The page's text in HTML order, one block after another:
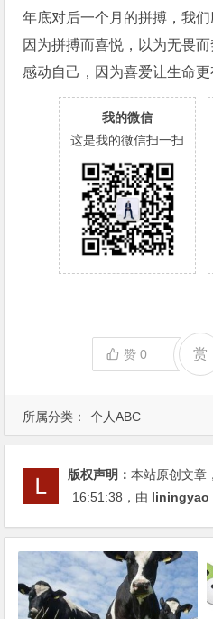
所属分类： 个人ABC
年底对后一个月的拼搏，我
因为拼搏而喜悦，以为无畏
感动自己，因为喜爱让生命更
我的微信
这是我的微信扫一扫
赞0 赏
版权声明：本站原创文章
16:51:38 ，由 liningyao